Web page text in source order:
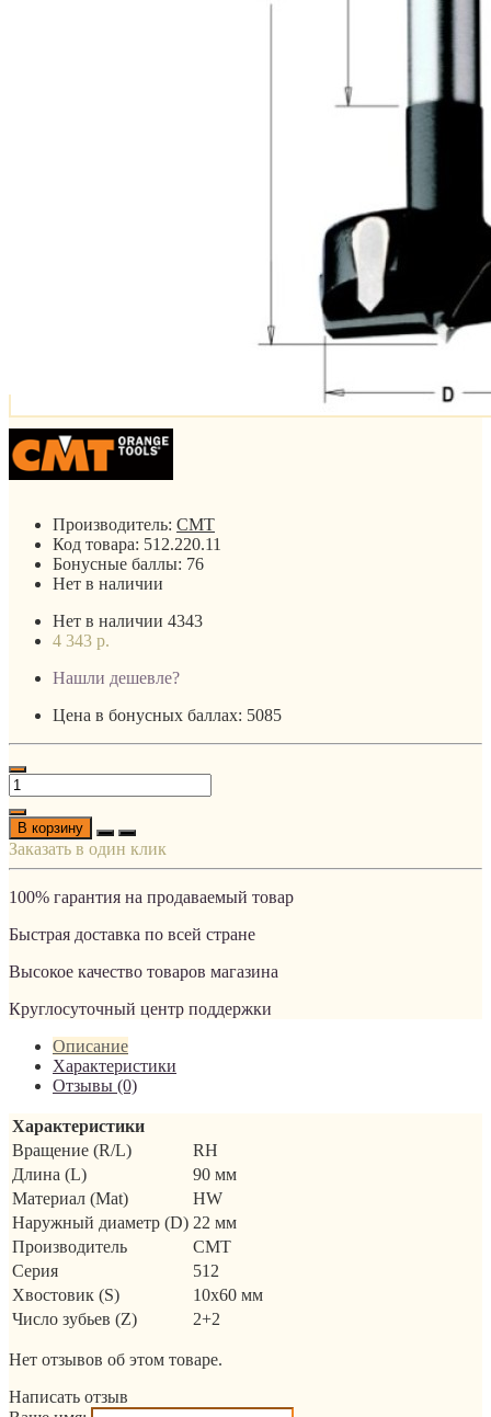
Производитель: CMT
Код товара: 512.220.11
Бонусные баллы: 76
Нет в наличии
Нет в наличии 4343
4 343 р.
Нашли дешевле?
Цена в бонусных баллах: 5085
В корзину
Заказать в один клик
100% гарантия на продаваемый товар
Быстрая доставка по всей стране
Высокое качество товаров магазина
Круглосуточный центр поддержки
Описание
Характеристики
Отзывы (0)
Характеристики
Вращение (R/L)
RH
Длина (L)
90 мм
Материал (Mat)
HW
Наружный диаметр (D) 22 мм
Производитель
CMT
Серия
512
Хвостовик (S)
10x60 мм
Число зубьев (Z)
2+2
Нет отзывов об этом товаре.
Написать отзыв